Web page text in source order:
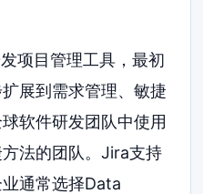
项目管理工具，最初
展到需求管理、敏捷
软件研发团队中使用
法的团队。Jira支持
通常选择Data